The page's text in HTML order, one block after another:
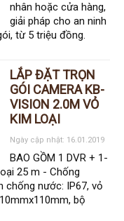
nhân hoặc cửa hàng,
giải pháp cho an ninh
từ 5 triệu đồng.
LẮP ĐẶT TRỌN
GÓI CAMERA KB-
VISION 2.0M VỎ
KIM LOẠI
Ngày cập nhật: 16.01.2019
BAO GỒM 1 DVR + 1-
25 m - Chống
chống nước: IP67, vỏ
bộ